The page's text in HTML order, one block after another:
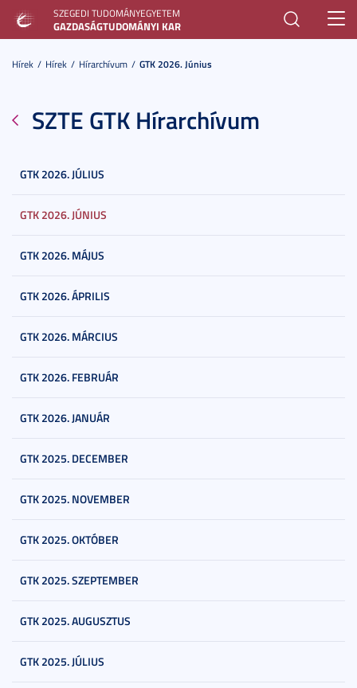
SZEGEDI TUDOMÁNYEGYETEM
GAZDASÁGTUDOMÁNYI KAR
Hírek Hírek Hírarchívum GTK 2026. Június
SZTE GTK Hírarchívum
GTK 2026. JÚLIUS
GTK 2026. JÚNIUS
GTK 2026. MÁJUS
GTK 2026. ÁPRILIS
GTK 2026. MÁRCIUS
GTK 2026. FEBRUÁR
GTK 2026. JANUÁR
GTK 2025. DECEMBER
GTK 2025. NOVEMBER
GTK 2025. OKTÓBER
GTK 2025. SZEPTEMBER
GTK 2025. AUGUSZTUS
GTK 2025. JÚLIUS